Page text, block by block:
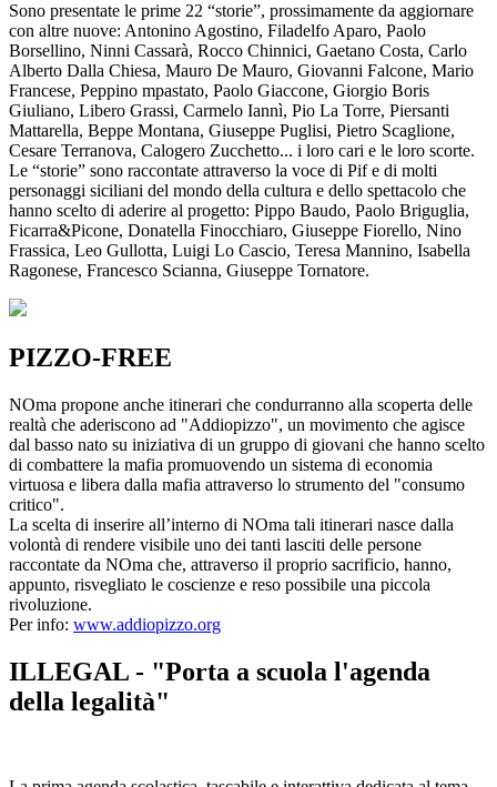
Sono presentate le prime 22 “storie”, prossimamente da aggiornare
con altre nuove: Antonino Agostino, Filadelfo Aparo, Paolo
Borsellino, Ninni Cassarà, Rocco Chinnici, Gaetano Costa, Carlo
Alberto Dalla Chiesa, Mauro De Mauro, Giovanni Falcone, Mario
Francese, Peppino mpastato, Paolo Giaccone, Giorgio Boris
Giuliano, Libero Grassi, Carmelo Iannì, Pio La Torre, Piersanti
Mattarella, Beppe Montana, Giuseppe Puglisi, Pietro Scaglione,
Cesare Terranova, Calogero Zucchetto... i loro cari e le loro scorte.
Le “storie” sono raccontate attraverso la voce di Pif e di molti
personaggi siciliani del mondo della cultura e dello spettacolo che
hanno scelto di aderire al progetto: Pippo Baudo, Paolo Briguglia,
Ficarra&Picone, Donatella Finocchiaro, Giuseppe Fiorello, Nino
Frassica, Leo Gullotta, Luigi Lo Cascio, Teresa Mannino, Isabella
Ragonese, Francesco Scianna, Giuseppe Tornatore.
PIZZO-FREE
NOma propone anche itinerari che condurranno alla scoperta delle
realtà che aderiscono ad "Addiopizzo", un movimento che agisce
dal basso nato su iniziativa di un gruppo di giovani che hanno scelto
di combattere la mafia promuovendo un sistema di economia
virtuosa e libera dalla mafia attraverso lo strumento del "consumo
critico".
La scelta di inserire all’interno di NOma tali itinerari nasce dalla
volontà di rendere visibile uno dei tanti lasciti delle persone
raccontate da NOma che, attraverso il proprio sacrificio, hanno,
appunto, risvegliato le coscienze e reso possibile una piccola
rivoluzione.
Per info: www.addiopizzo.org
ILLEGAL - "Porta a scuola l'agenda
della legalità"